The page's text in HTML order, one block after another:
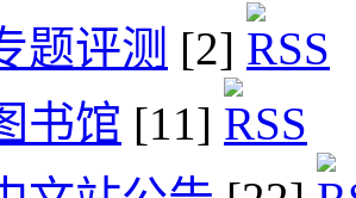
题评测 [2]
书馆 [11]